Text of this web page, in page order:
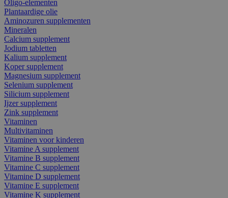
Oligo-elementen
Plantaardige olie
Aminozuren supplementen
Mineralen
Calcium supplement
Jodium tabletten
Kalium supplement
Koper supplement
Magnesium supplement
Selenium supplement
Silicium supplement
Ijzer supplement
Zink supplement
Vitaminen
Multivitaminen
Vitaminen voor kinderen
Vitamine A supplement
Vitamine B supplement
Vitamine C supplement
Vitamine D supplement
Vitamine E supplement
Vitamine K supplement